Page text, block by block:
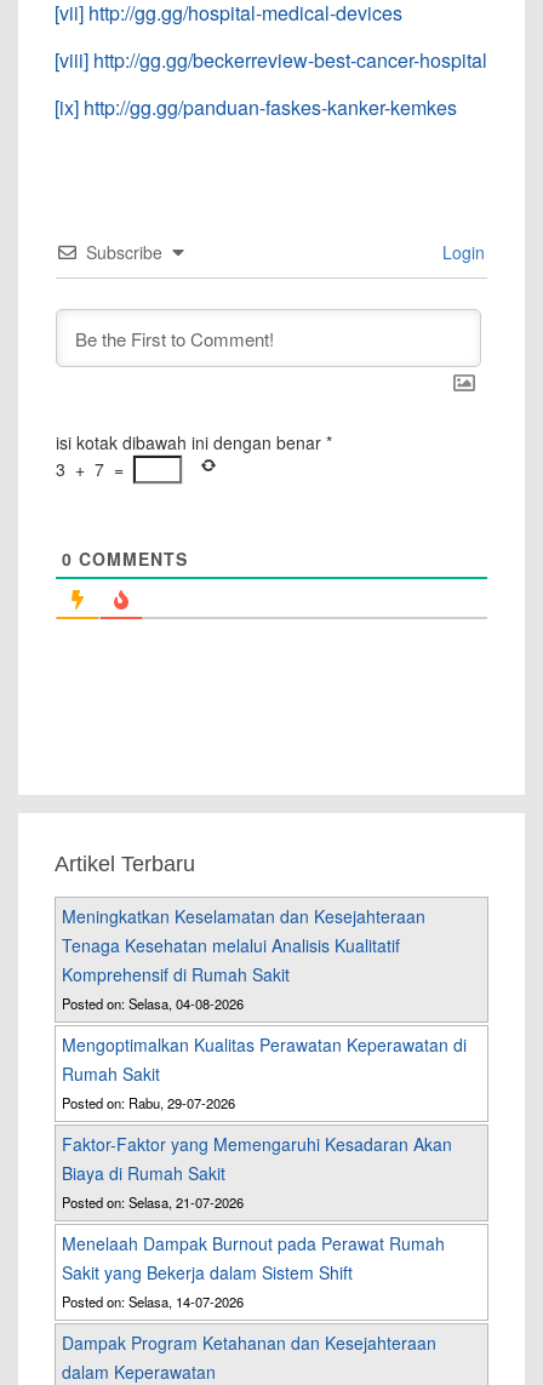
[vii] http://gg.gg/hospital-medical-devices
[viii] http://gg.gg/beckerreview-best-cancer-hospital
[ix] http://gg.gg/panduan-faskes-kanker-kemkes
Subscribe Login
isi kotak dibawah ini dengan benar *
3 + 7 =
0 COMMENTS
Artikel Terbaru
Meningkatkan Keselamatan dan Kesejahteraan
Tenaga Kesehatan melalui Analisis Kualitatif
Komprehensif di Rumah Sakit
Posted on: Selasa, 04-08-2026
Mengoptimalkan Kualitas Perawatan Keperawatan di
Rumah Sakit
Posted on: Rabu, 29-07-2026
Faktor-Faktor yang Memengaruhi Kesadaran Akan
Biaya di Rumah Sakit
Posted on: Selasa, 21-07-2026
Menelaah Dampak Burnout pada Perawat Rumah
Sakit yang Bekerja dalam Sistem Shift
Posted on: Selasa, 14-07-2026
Dampak Program Ketahanan dan Kesejahteraan
dalam Keperawatan